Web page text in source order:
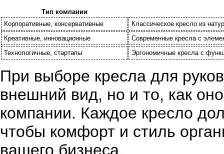
Тип компании
Корпоративные, консервативные
Классическое кресло из
Креативные, инновационные
Современные кресла с
Технологичные, стартапы
Эргономичные кресла с
При выборе кресла для
внешний вид, но и то, как
компании. Каждое кресло
чтобы комфорт и стиль
вашего бизнеса.